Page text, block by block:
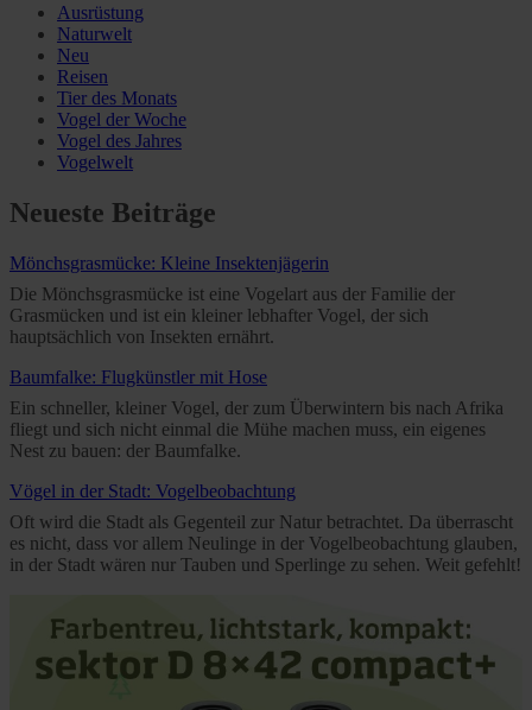
Ausrüstung
Naturwelt
Neu
Reisen
Tier des Monats
Vogel der Woche
Vogel des Jahres
Vogelwelt
Neueste Beiträge
Mönchsgrasmücke: Kleine Insektenjägerin
Die Mönchsgrasmücke ist eine Vogelart aus der Familie der
Grasmücken und ist ein kleiner lebhafter Vogel, der sich
hauptsächlich von Insekten ernährt.
Baumfalke: Flugkünstler mit Hose
Ein schneller, kleiner Vogel, der zum Überwintern bis nach Afrika
fliegt und sich nicht einmal die Mühe machen muss, ein eigenes
Nest zu bauen: der Baumfalke.
Vögel in der Stadt: Vogelbeobachtung
Oft wird die Stadt als Gegenteil zur Natur betrachtet. Da überrascht
es nicht, dass vor allem Neulinge in der Vogelbeobachtung glauben,
in der Stadt wären nur Tauben und Sperlinge zu sehen. Weit gefehlt!